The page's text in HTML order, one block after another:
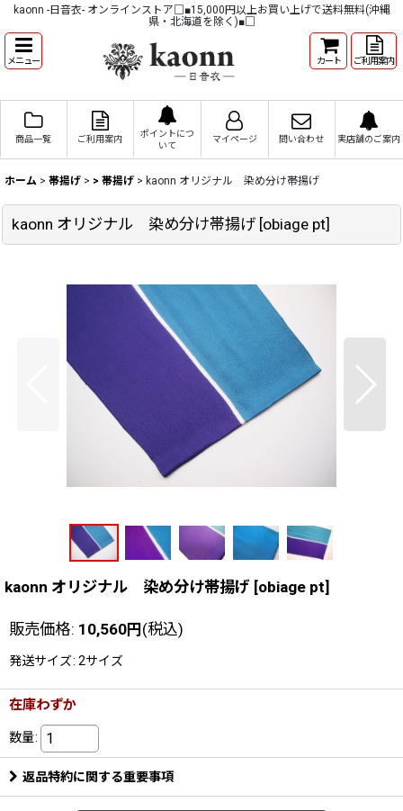
kaonn -日音衣- オンラインストア□■15,000円以上お買い上げで送料無料(沖縄
県・北海道を除く)■□
メニュー カート ご利用案内
商品一覧 ご利用案内
ポイントにつ
いて
マイページ 問い合わせ 実店舗のご案内
ホーム > 帯揚げ > > 帯揚げ > kaonn オリジナル 染め分け帯揚げ
kaonn オリジナル 染め分け帯揚げ [obiage pt]
kaonn オリジナル 染め分け帯揚げ [obiage pt]
販売価格: 10,560円(税込)
発送サイズ: 2サイズ
在庫わずか
数量:
返品特約に関する重要事項